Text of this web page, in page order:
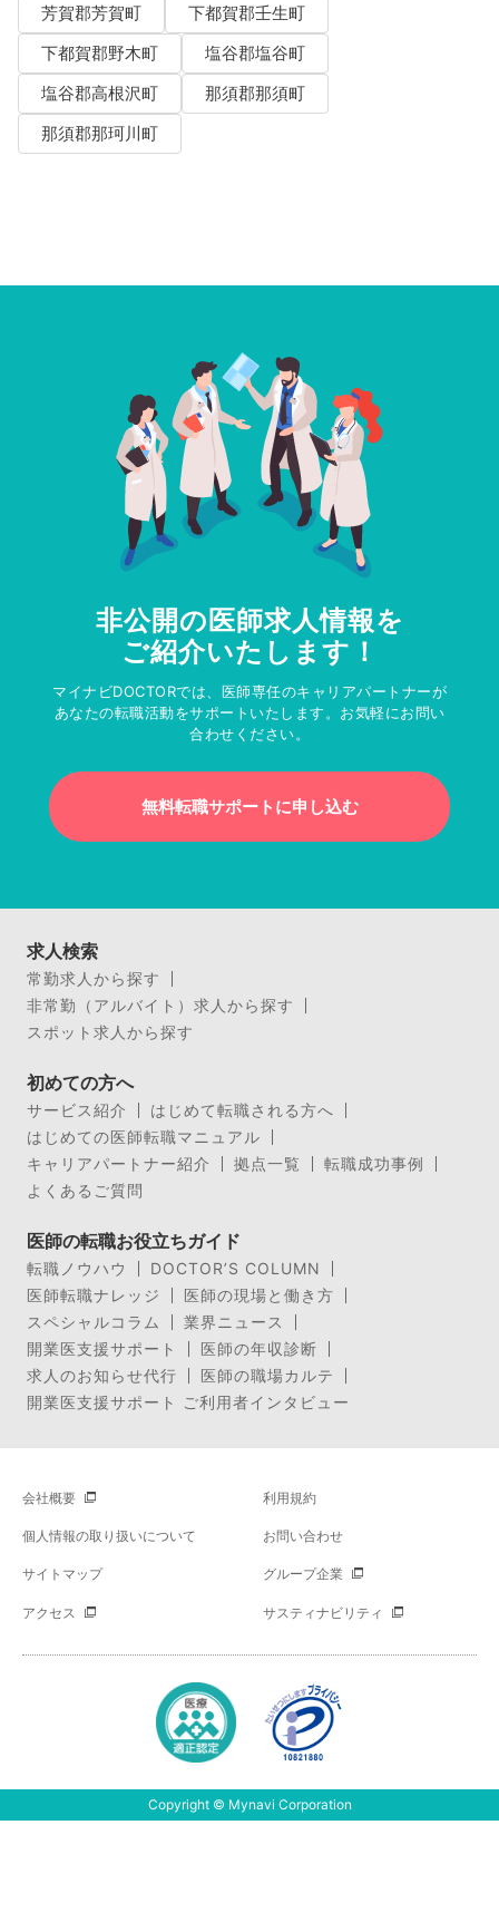
芳賀郡芳賀町
下都賀郡壬生町
下都賀郡野木町
塩谷郡塩谷町
塩谷郡高根沢町
那須郡那須町
那須郡那珂川町
非公開の医師求人情報を
ご紹介いたします！
マイナビDOCTORでは、医師専任のキャリアパートナーが
あなたの転職活動をサポートいたします。お気軽にお問い
合わせください。
無料転職サポートに申し込む
求人検索
常勤求人から探す
非常勤（アルバイト）求人から探す
スポット求人から探す
初めての方へ
サービス紹介
はじめて転職される方へ
はじめての医師転職マニュアル
キャリアパートナー紹介
拠点一覧
転職成功事例
よくあるご質問
医師の転職お役立ちガイド
転職ノウハウ
DOCTOR’S COLUMN
医師転職ナレッジ
医師の現場と働き方
スペシャルコラム
業界ニュース
開業医支援サポート
医師の年収診断
求人のお知らせ代行
医師の職場カルテ
開業医支援サポート ご利用者インタビュー
会社概要 利用規約
個人情報の取り扱いについて お問い合わせ
サイトマップ グループ企業
アクセス サスティナビリティ
Copyright © Mynavi Corporation